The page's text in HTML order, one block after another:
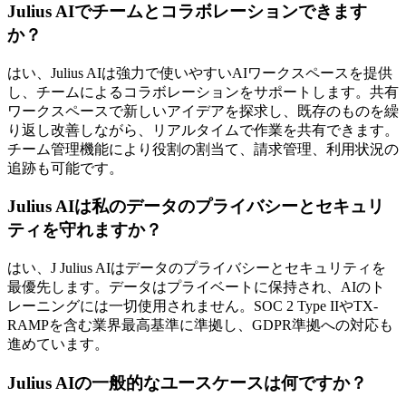
Julius AIでチームとコラボレーションできます
か？
はい、Julius AIは強力で使いやすいAIワークスペースを提供
し、チームによるコラボレーションをサポートします。共有
ワークスペースで新しいアイデアを探求し、既存のものを繰
り返し改善しながら、リアルタイムで作業を共有できます。
チーム管理機能により役割の割当て、請求管理、利用状況の
追跡も可能です。
Julius AIは私のデータのプライバシーとセキュリ
ティを守れますか？
はい、J Julius AIはデータのプライバシーとセキュリティを
最優先します。データはプライベートに保持され、AIのト
レーニングには一切使用されません。SOC 2 Type IIやTX-
RAMPを含む業界最高基準に準拠し、GDPR準拠への対応も
進めています。
Julius AIの一般的なユースケースは何ですか？